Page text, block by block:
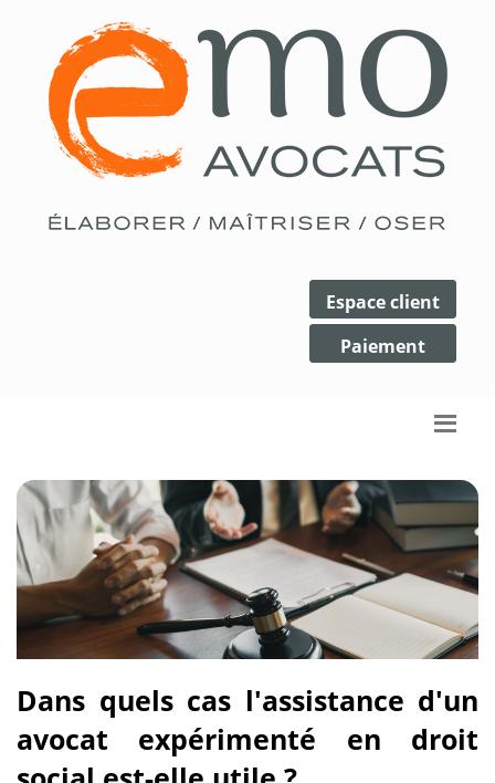
Espace client
Paiement
Dans quels cas l'assistance d'un
avocat expérimenté en droit